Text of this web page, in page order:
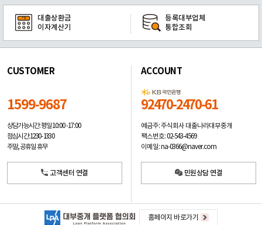
대출상환금
이자계산기
등록대부업체
통합조회
CUSTOMER
1599-9687
상담가능시간: 평일10:00 -17:00
점심시간: 12:30 - 13:30
주말, 공휴일 휴무
고객센터 연결
ACCOUNT
92470-2470-61
예금주: 주식회사 대출나라대부중개
팩스번호: 02-543-4569
이메일: na-0366@naver.com
민원상담 연결
홈페이지 바로가기